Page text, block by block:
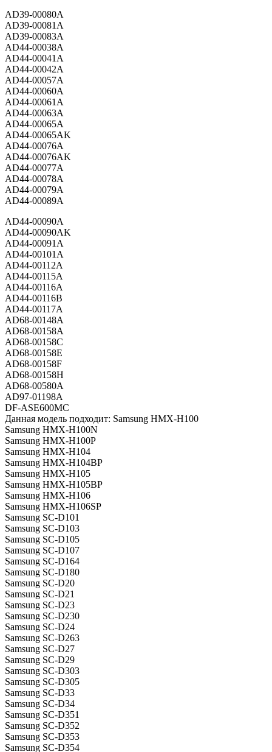
AD39-00080A
AD39-00081A
AD39-00083A
AD44-00038A
AD44-00041A
AD44-00042A
AD44-00057A
AD44-00060A
AD44-00061A
AD44-00063A
AD44-00065A
AD44-00065AK
AD44-00076A
AD44-00076AK
AD44-00077A
AD44-00078A
AD44-00079A
AD44-00089A
AD44-00090A
AD44-00090AK
AD44-00091A
AD44-00101A
AD44-00112A
AD44-00115A
AD44-00116A
AD44-00116B
AD44-00117A
AD68-00148A
AD68-00158A
AD68-00158C
AD68-00158E
AD68-00158F
AD68-00158H
AD68-00580A
AD97-01198A
DF-ASE600MC
Данная модель подходит: Samsung HMX-H100
Samsung HMX-H100N
Samsung HMX-H100P
Samsung HMX-H104
Samsung HMX-H104BP
Samsung HMX-H105
Samsung HMX-H105BP
Samsung HMX-H106
Samsung HMX-H106SP
Samsung SC-D101
Samsung SC-D103
Samsung SC-D105
Samsung SC-D107
Samsung SC-D164
Samsung SC-D180
Samsung SC-D20
Samsung SC-D21
Samsung SC-D23
Samsung SC-D230
Samsung SC-D24
Samsung SC-D263
Samsung SC-D27
Samsung SC-D29
Samsung SC-D303
Samsung SC-D305
Samsung SC-D33
Samsung SC-D34
Samsung SC-D351
Samsung SC-D352
Samsung SC-D353
Samsung SC-D354